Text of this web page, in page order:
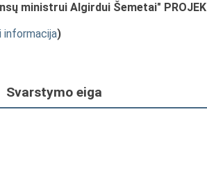
ministrui Algirdui Šemetai"
informacija)
Svarstymo eiga